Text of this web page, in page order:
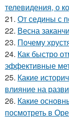
телевидения, о
21. От седины с
22. Весна
23. Почему
24. Как быстро
эффективные
25. Какие
влияние на
26. Какие
посмотреть в